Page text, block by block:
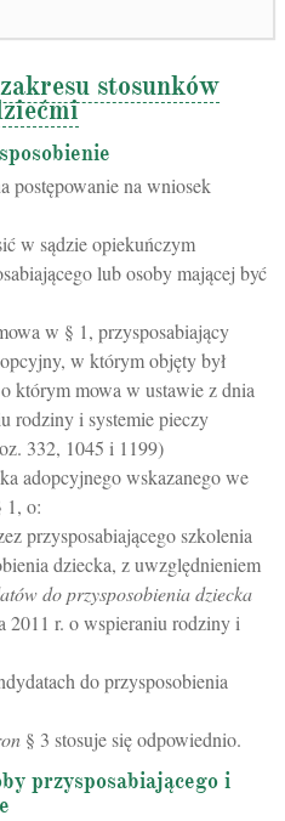
stosunków
postępowanie na wniosek
w sądzie opiekuńczym
lub osoby mającej być
w § 1, przysposabiający
w którym objęty był
którym mowa w ustawie z dnia
rodziny i systemie pieczy
332, 1045 i 1199)
adopcyjnego wskazanego we
1, o:
przysposabiającego szkolenia
dziecka, z uwzględnieniem
do przysposobienia dziecka
2011 r. o wspieraniu rodziny i
do przysposobienia
§ 3 stosuje się odpowiednio.
przysposabiającego i